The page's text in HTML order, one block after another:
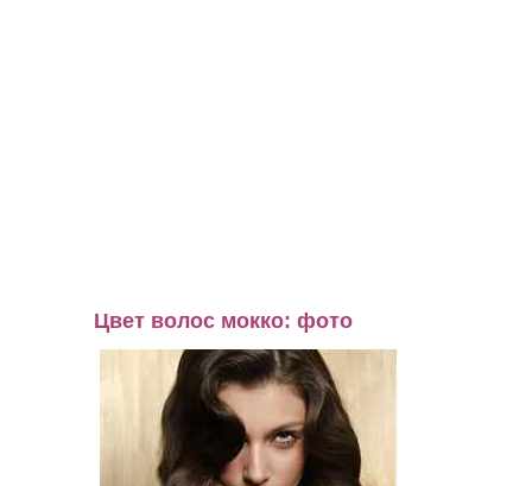
Цвет волос мокко: фото